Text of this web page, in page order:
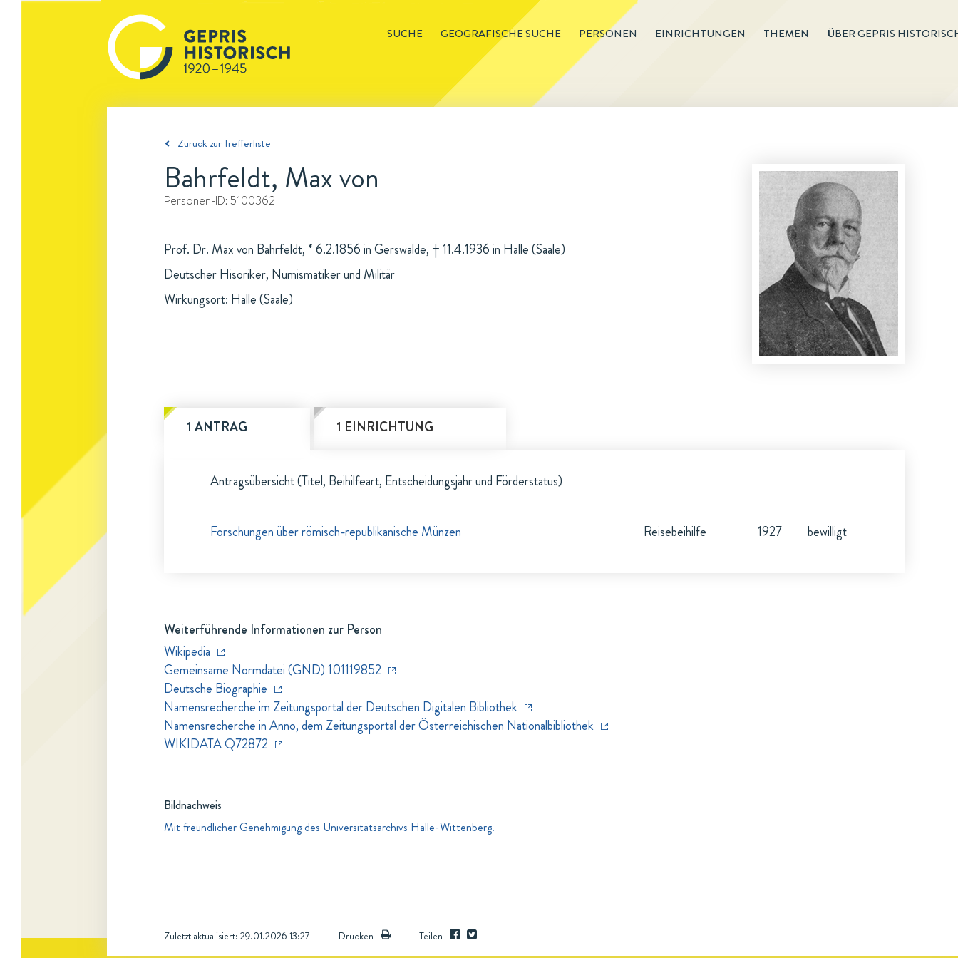
SUCHE GEOGRAFISCHE SUCHE PERSONEN EINRICHTUNGEN THEMEN ÜBER GEPRIS
Zurück zur Trefferliste
Bahrfeldt, Max von
Personen-ID: 5100362
Prof. Dr. Max von Bahrfeldt, * 6.2.1856 in Gerswalde, † 11.4.1936 in Halle (Saale)
Deutscher Hisoriker, Numismatiker und Militär
Wirkungsort: Halle (Saale)
1 ANTRAG 1 EINRICHTUNG
Antragsübersicht (Titel, Beihilfeart, Entscheidungsjahr und Förderstatus)
Forschungen über römisch-republikanische Münzen Reisebeihilfe 1927 bewilligt
Weiterführende Informationen zur Person
Wikipedia
Gemeinsame Normdatei (GND) 101119852
Deutsche Biographie
Namensrecherche im Zeitungsportal der Deutschen Digitalen Bibliothek
Namensrecherche in Anno, dem Zeitungsportal der Österreichischen Nationalbibliothek
WIKIDATA Q72872
Bildnachweis
Mit freundlicher Genehmigung des Universitätsarchivs Halle-Wittenberg.
Zuletzt aktualisiert: 29.01.2026 13:27 Drucken Teilen